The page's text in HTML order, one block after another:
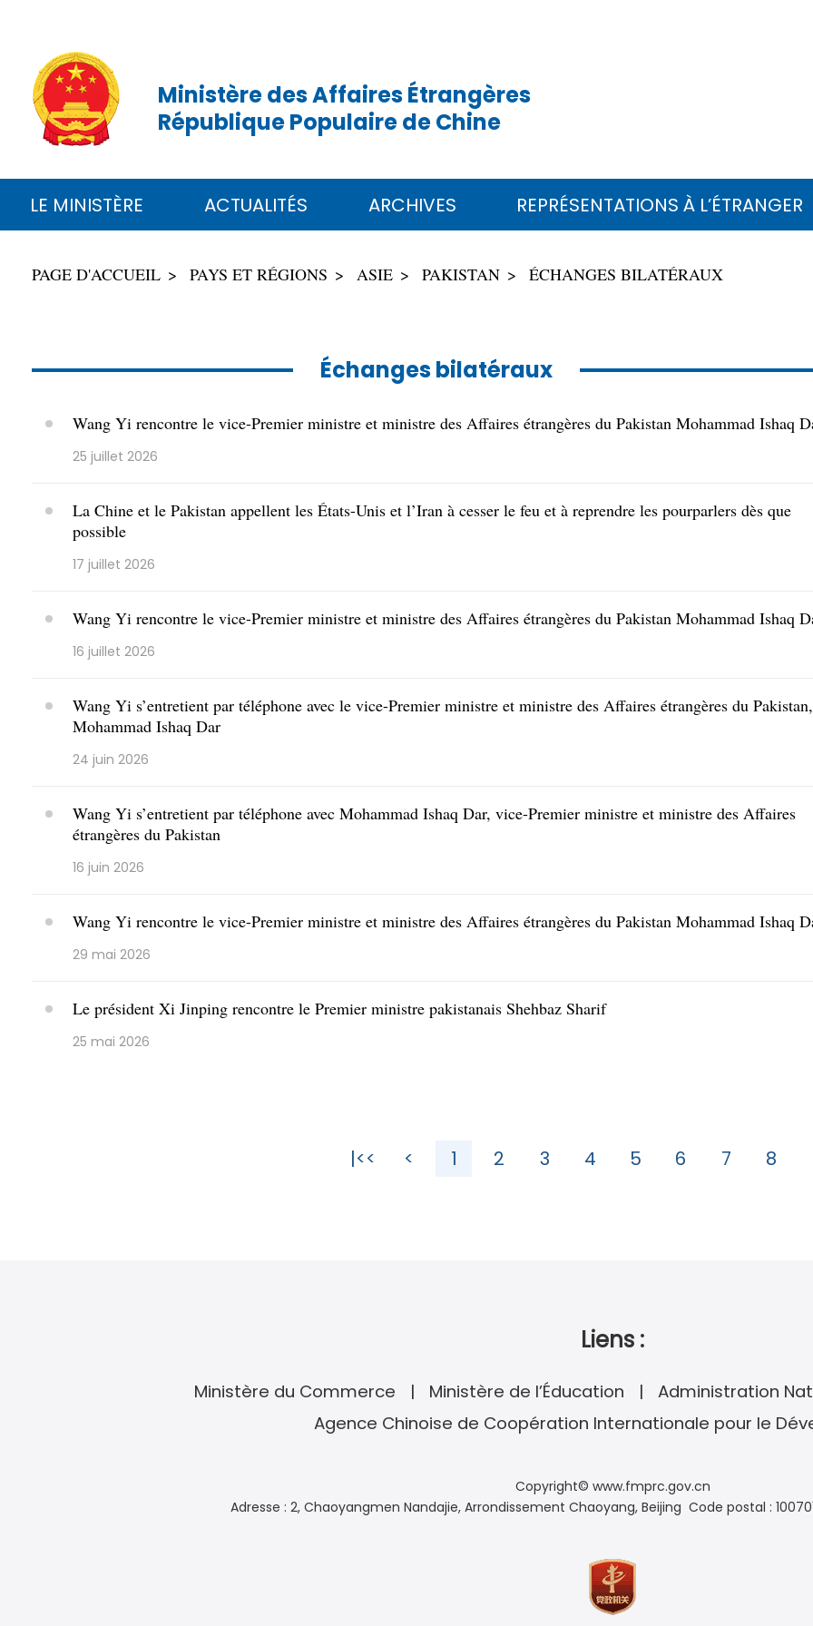
Ministère des Affaires Étrangères
République Populaire de Chine
LE MINISTÈRE ACTUALITÉS ARCHIVES REPRÉSENTATIONS À L’ÉTRANGER
PAGE D'ACCUEIL PAYS ET RÉGIONS ASIE PAKISTAN ÉCHANGES BILATÉRAUX
Échanges bilatéraux
Wang Yi rencontre le vice-Premier ministre et ministre des Affaires étrangères du Pakistan Mohammad Ishaq
25 juillet 2026
La Chine et le Pakistan appellent les États-Unis et l’Iran à cesser le feu et à reprendre les pourparlers dès que
possible
17 juillet 2026
Wang Yi rencontre le vice-Premier ministre et ministre des Affaires étrangères du Pakistan Mohammad Ishaq
16 juillet 2026
​Wang Yi s’entretient par téléphone avec le vice-Premier ministre et ministre des Affaires étrangères du Pakistan,
Mohammad Ishaq Dar
24 juin 2026
Wang Yi s’entretient par téléphone avec Mohammad Ishaq Dar, vice-Premier ministre et ministre des Affaires
étrangères du Pakistan
16 juin 2026
Wang Yi rencontre le vice-Premier ministre et ministre des Affaires étrangères du Pakistan Mohammad Ishaq
29 mai 2026
Le président Xi Jinping rencontre le Premier ministre pakistanais Shehbaz Sharif
25 mai 2026
|<< < 1 2 3 4 5 6 7 8
Liens :
Ministère du Commerce Ministère de l’Éducation
Administration
Agence Chinoise de Coopération Internationale pour le
Copyright© www.fmprc.gov.cn
Adresse : 2, Chaoyangmen Nandajie, Arrondissement Chaoyang, Beijing Code postal :